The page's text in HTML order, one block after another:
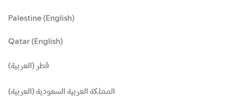
Palestine (English)
Qatar (English)
قطر (العربية)
المملكة العربية السعودية (العربية)